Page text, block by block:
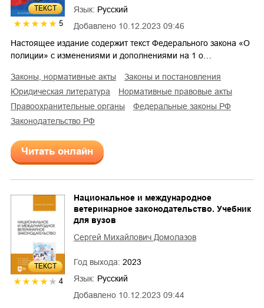
ТЕКСТ
5 Добавлено 10.12.2023 09:46
Язык: Русский
Настоящее издание содержит текст Федерального закона «О
полиции» с изменениями и дополнениями на 1 о…
законы, нормативные акты
законы и постановления
юридическая литература
нормативные правовые акты
правоохранительные органы
федеральные законы РФ
законодательство РФ
Читать онлайн
ТЕКСТ
4
Добавлено 10.12.2023 09:44
Национальное и международное
ветеринарное законодательство. Учебник
для вузов
Сергей Михайлович Домолазов
Год выхода: 2023
Язык: Русский